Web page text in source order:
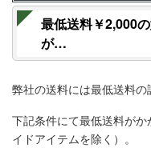
最低送料￥2,000
が…
弊社の送料には最低送料の
下記条件にて最低送料が
イドアイテムを除く）。